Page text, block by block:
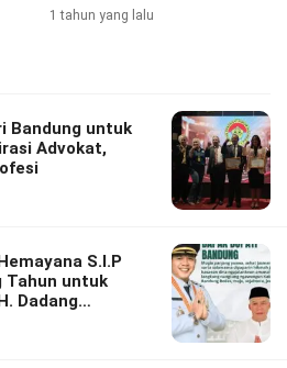
1 tahun yang lalu
Bandung untuk
Advokat,
S.I.P
Tahun untuk
Dadang